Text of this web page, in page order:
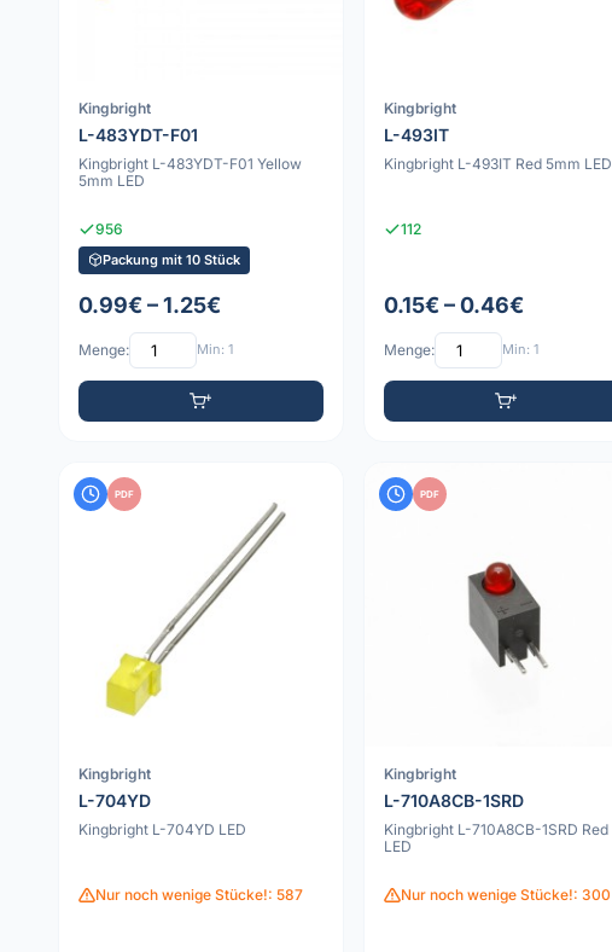
Kingbright
L-483YDT-F01
Kingbright L-483YDT-F01 Yellow
5mm LED
956
Packung mit 10 Stück
0.99€ – 1.25€
Menge: Min: 1
Kingbright
L-493IT
Kingbright L-493IT Red 5mm LED
112
0.15€ – 0.46€
Menge: Min: 1
PDF
Kingbright
L-704YD
Kingbright L-704YD LED
Nur noch wenige Stücke!: 587
PDF
Kingbright
L-710A8CB-1SRD
Kingbright L-710A8CB-1SRD Red
LED
Nur noch wenige Stücke!: 300